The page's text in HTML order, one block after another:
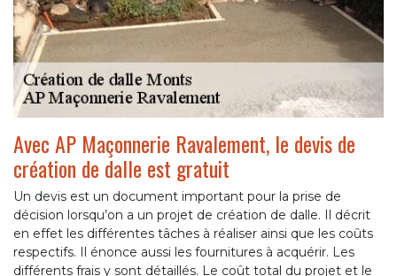
Avec AP Maçonnerie Ravalement, le devis de
création de dalle est gratuit
Un devis est un document important pour la prise de
décision lorsqu’on a un projet de création de dalle. Il décrit
en effet les différentes tâches à réaliser ainsi que les coûts
respectifs. Il énonce aussi les fournitures à acquérir. Les
différents frais y sont détaillés. Le coût total du projet et le